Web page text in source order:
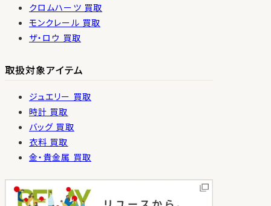
クロムハーツ 買取
モンクレール 買取
ザ・ロウ 買取
取扱対象アイテム
ジュエリー 買取
時計 買取
バッグ 買取
衣料 買取
金・貴金属 買取